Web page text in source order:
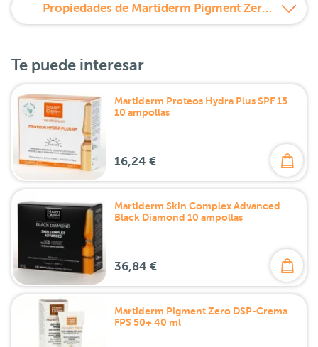
Propiedades de Martiderm Pigment Zero DSP-Mask Mascarilla despigmentante 30 ml
Te puede interesar
Martiderm Proteos Hydra Plus SPF 15
10 ampollas
16,24 €
Martiderm Skin Complex Advanced
Black Diamond 10 ampollas
36,84 €
Martiderm Pigment Zero DSP-Crema
FPS 50+ 40 ml